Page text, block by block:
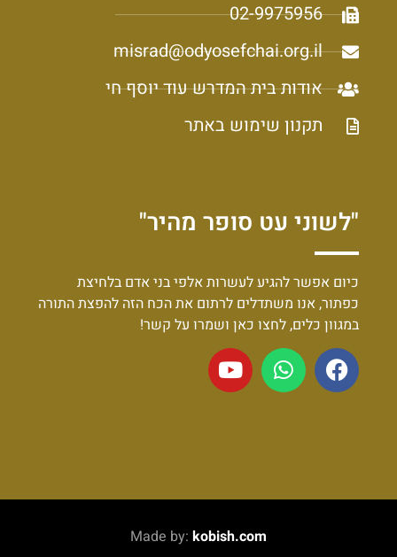
02-9975956
misrad@odyosefchai.org.il
אודות בית המדרש עוד יוסף חי
תקנון שימוש באתר
"לשוני עט סופר מהיר"
כיום אפשר להגיע לעשרות אלפי בני אדם בלחיצת
כפתור, אנו משתדלים לרתום את הכח הזה להפצת התורה
במגוון כלים, לחצו כאן ושמרו על קשר!
Made by: kobish.com